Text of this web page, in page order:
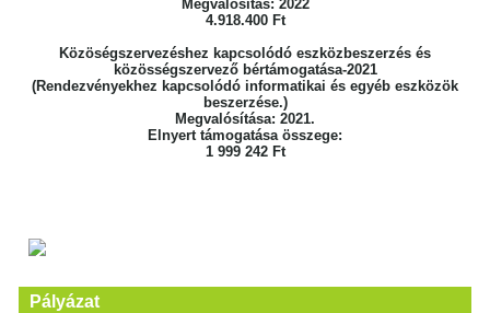
Megvalósítás: 2022
4.918.400 Ft
Közöségszervezéshez kapcsolódó eszközbeszerzés és
közösségszervező bértámogatása-2021
(Rendezvényekhez kapcsolódó informatikai és egyéb eszközök
beszerzése.)
Megvalósítása: 2021.
Elnyert támogatása összege:
1 999 242 Ft
Pályázat